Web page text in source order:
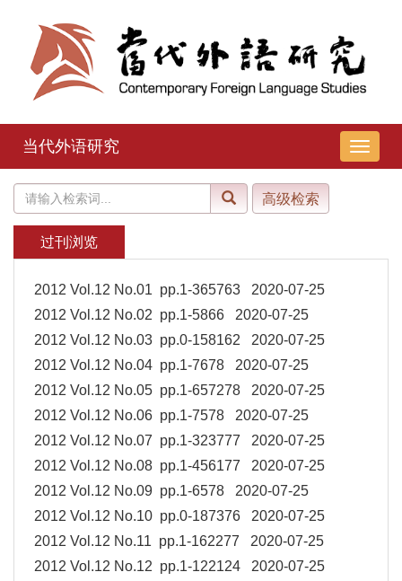
导
航
当代外语研究
过刊浏览
2012 Vol.12 No.01 pp.1-365763 2020-07-25
2012 Vol.12 No.02 pp.1-5866 2020-07-25
2012 Vol.12 No.03 pp.0-158162 2020-07-25
2012 Vol.12 No.04 pp.1-7678 2020-07-25
2012 Vol.12 No.05 pp.1-657278 2020-07-25
2012 Vol.12 No.06 pp.1-7578 2020-07-25
2012 Vol.12 No.07 pp.1-323777 2020-07-25
2012 Vol.12 No.08 pp.1-456177 2020-07-25
2012 Vol.12 No.09 pp.1-6578 2020-07-25
2012 Vol.12 No.10 pp.0-187376 2020-07-25
2012 Vol.12 No.11 pp.1-162277 2020-07-25
2012 Vol.12 No.12 pp.1-122124 2020-07-25